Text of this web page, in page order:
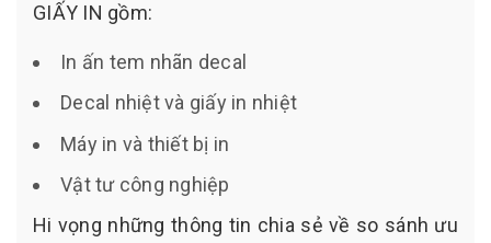
GIẤY IN gồm:
In ấn tem nhãn decal
Decal nhiệt và giấy in nhiệt
Máy in và thiết bị in
Vật tư công nghiệp
Hi vọng những thông tin chia sẻ về so sánh ưu